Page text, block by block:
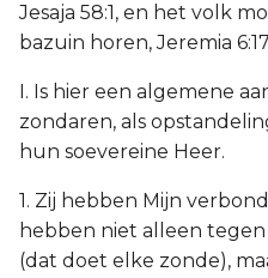
Jesaja 58:1, en het volk
bazuin horen, Jeremia
I. Is hier een algemene
zondaren, als
hun soevereine Heer.
1. Zij hebben Mijn
hebben niet alleen
(dat doet elke zonde),